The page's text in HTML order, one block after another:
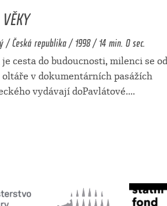
/ Česká republika / 1998 / 14 min. 0 sec.
cesta do budoucnosti, milenci se od
v dokumentárních pasážích
vydávají doPavlátové....